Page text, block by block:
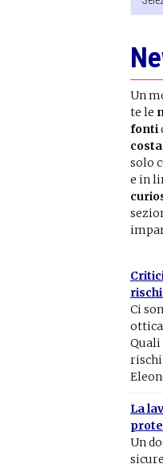
news
Un
te le
fonti
solo
e in
Ci
ottica
Quali
rischi
La
Un